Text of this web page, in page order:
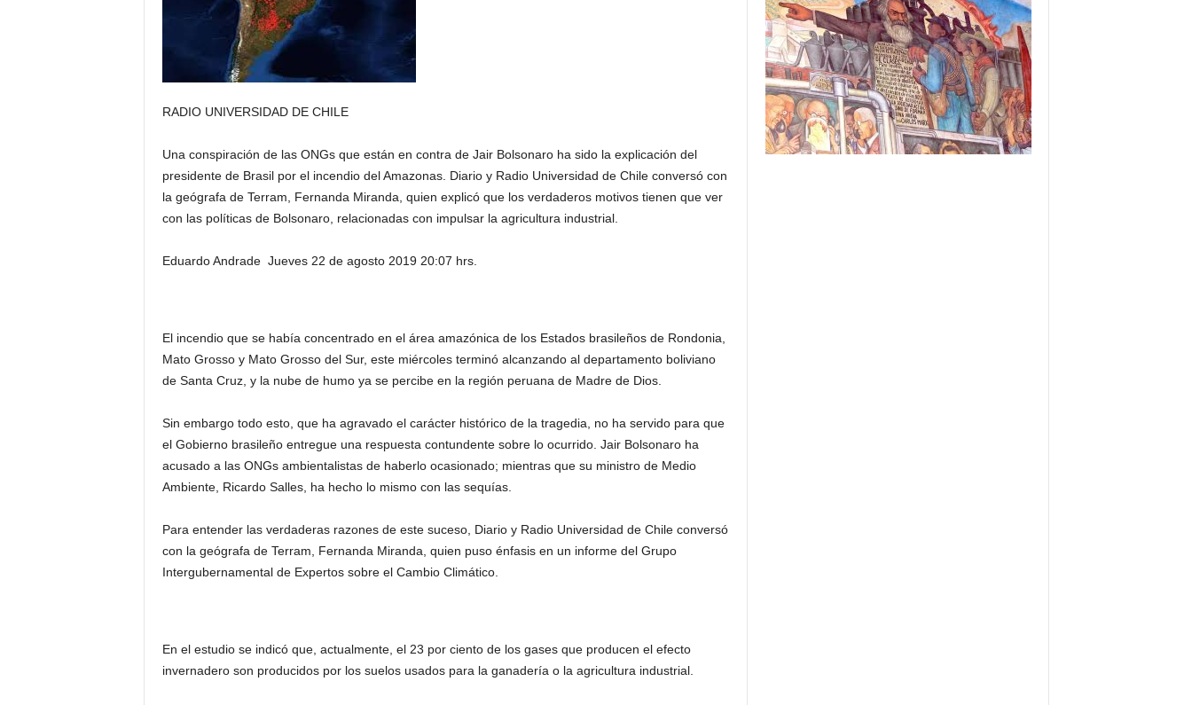
RADIO UNIVERSIDAD DE CHILE
Una conspiración de las ONGs que están en contra de Jair Bolsonaro ha sido la explicación del
presidente de Brasil por el incendio del Amazonas. Diario y Radio Universidad de Chile conversó con
la geógrafa de Terram, Fernanda Miranda, quien explicó que los verdaderos motivos tienen que ver
con las políticas de Bolsonaro, relacionadas con impulsar la agricultura industrial.
Eduardo Andrade Jueves 22 de agosto 2019 20:07 hrs.
El incendio que se había concentrado en el área amazónica de los Estados brasileños de Rondonia,
Mato Grosso y Mato Grosso del Sur, este miércoles terminó alcanzando al departamento boliviano
de Santa Cruz, y la nube de humo ya se percibe en la región peruana de Madre de Dios.
Sin embargo todo esto, que ha agravado el carácter histórico de la tragedia, no ha servido para que
el Gobierno brasileño entregue una respuesta contundente sobre lo ocurrido. Jair Bolsonaro ha
acusado a las ONGs ambientalistas de haberlo ocasionado; mientras que su ministro de Medio
Ambiente, Ricardo Salles, ha hecho lo mismo con las sequías.
Para entender las verdaderas razones de este suceso, Diario y Radio Universidad de Chile conversó
con la geógrafa de Terram, Fernanda Miranda, quien puso énfasis en un informe del Grupo
Intergubernamental de Expertos sobre el Cambio Climático.
En el estudio se indicó que, actualmente, el 23 por ciento de los gases que producen el efecto
invernadero son producidos por los suelos usados para la ganadería o la agricultura industrial.